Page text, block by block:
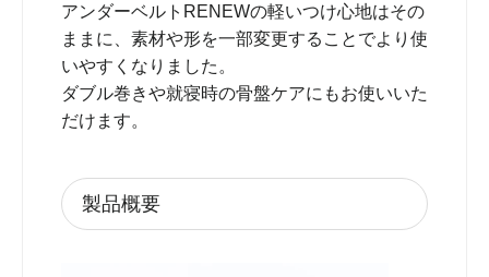
アンダーベルトRENEWの軽いつけ心地はその
ままに、素材や形を一部変更することでより使
いやすくなりました。
ダブル巻きや就寝時の骨盤ケアにもお使いいた
だけます。
製品概要